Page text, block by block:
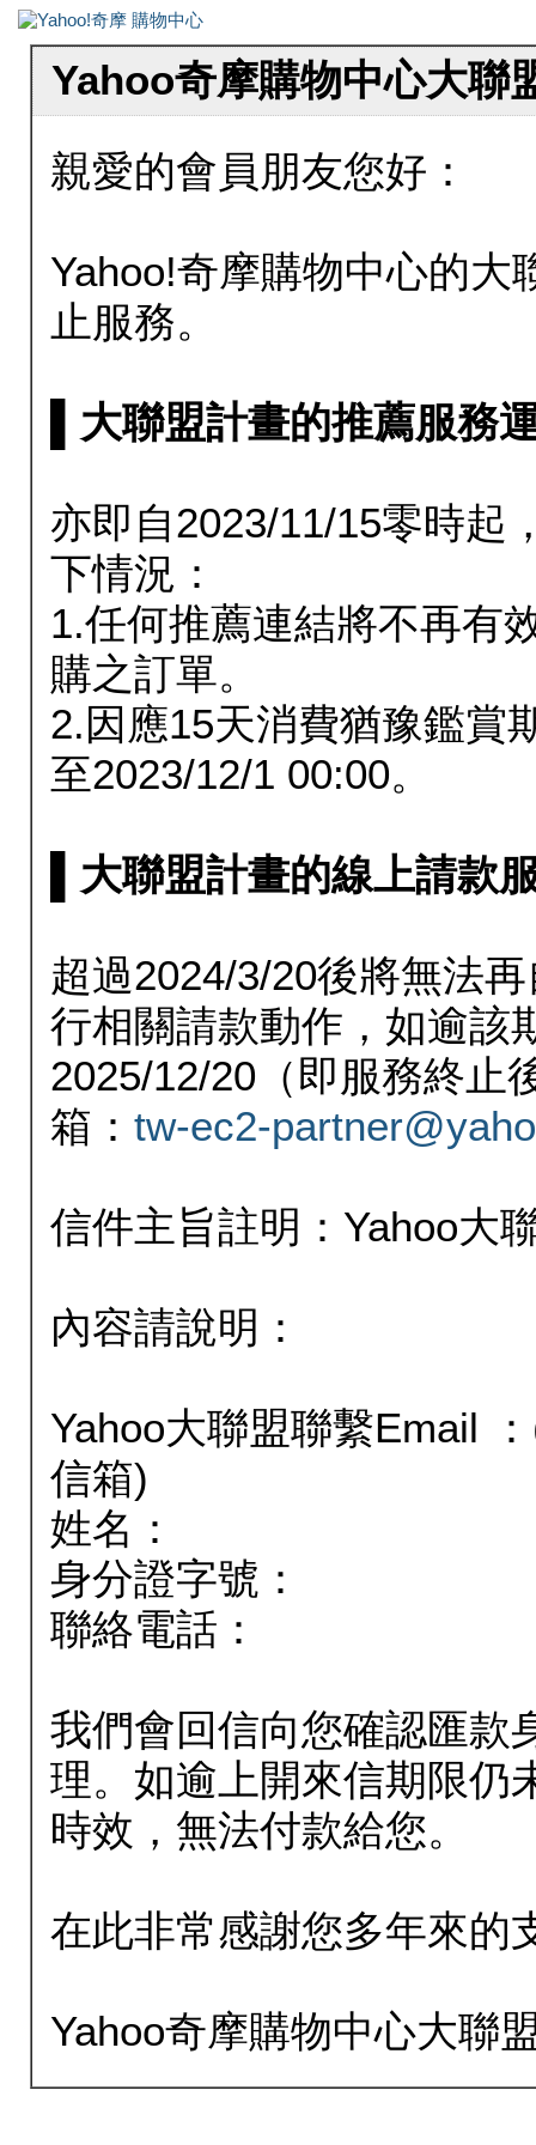
Yahoo奇摩購物中心大聯
親愛的會員朋友您好：
Yahoo!奇摩購物中心的大
止服務。
▌大聯盟計畫的推薦服務
亦即自2023/11/15零時起
下情況：
1.任何推薦連結將不再有
購之訂單。
2.因應15天消費猶豫鑑賞
至2023/12/1 00:00。
▌大聯盟計畫的線上請款
超過2024/3/20後將無法
行相關請款動作，如逾該
2025/12/20（即服務終止
箱： tw-ec2-
信件主旨註明：Yahoo大
內容請說明：
Yahoo大聯盟聯繫Email
信箱)
姓名：
身分證字號：
聯絡電話：
我們會回信向您確認匯款
理。如逾上開來信期限仍
時效，無法付款給您。
在此非常感謝您多年來的
Yahoo奇摩購物中心大